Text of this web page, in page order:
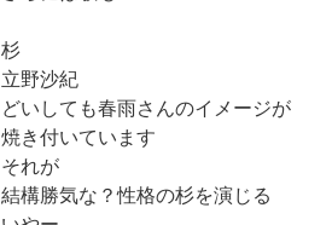
杉
立野沙紀
どいしても春雨さんのイメージが
焼き付いています
それが
結構勝気な？性格の杉を演じる